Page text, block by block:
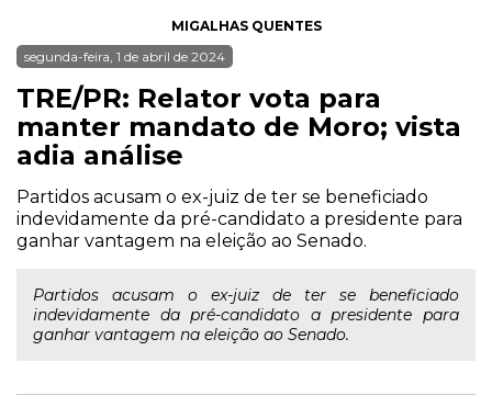
MIGALHAS QUENTES
segunda-feira, 1 de abril de 2024
TRE/PR: Relator vota para
manter mandato de Moro; vista
adia análise
Partidos acusam o ex-juiz de ter se beneficiado
indevidamente da pré-candidato a presidente para
ganhar vantagem na eleição ao Senado.
Partidos acusam o ex-juiz de ter se beneficiado
indevidamente da pré-candidato a presidente para
ganhar vantagem na eleição ao Senado.